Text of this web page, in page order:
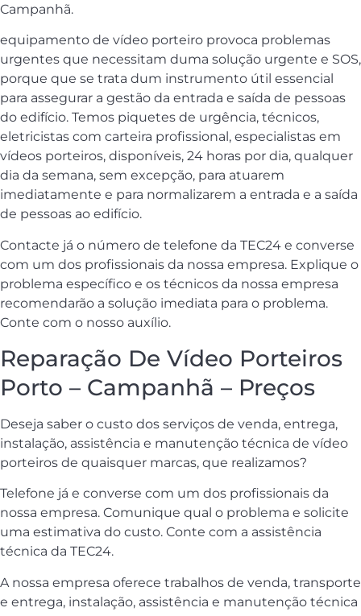
Campanhã.
equipamento de vídeo porteiro provoca problemas
urgentes que necessitam duma solução urgente e SOS,
porque que se trata dum instrumento útil essencial
para assegurar a gestão da entrada e saída de pessoas
do edifício. Temos piquetes de urgência, técnicos,
eletricistas com carteira profissional, especialistas em
vídeos porteiros, disponíveis, 24 horas por dia, qualquer
dia da semana, sem excepção, para atuarem
imediatamente e para normalizarem a entrada e a saída
de pessoas ao edifício.
Contacte já o número de telefone da TEC24 e converse
com um dos profissionais da nossa empresa. Explique o
problema específico e os técnicos da nossa empresa
recomendarão a solução imediata para o problema.
Conte com o nosso auxílio.
Reparação De Vídeo Porteiros
Porto – Campanhã – Preços
Deseja saber o custo dos serviços de venda, entrega,
instalação, assistência e manutenção técnica de vídeo
porteiros de quaisquer marcas, que realizamos?
Telefone já e converse com um dos profissionais da
nossa empresa. Comunique qual o problema e solicite
uma estimativa do custo. Conte com a assistência
técnica da TEC24.
A nossa empresa oferece trabalhos de venda, transporte
e entrega, instalação, assistência e manutenção técnica